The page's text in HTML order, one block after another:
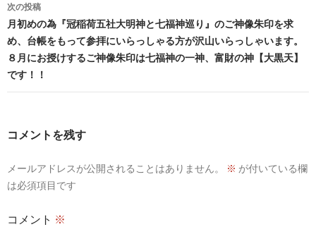
ー
シ
ョ
ン
次の投稿
月初めの為『冠稲荷五社大明神と七福神巡り』のご神像朱印を求
め、台帳をもって参拝にいらっしゃる方が沢山いらっしゃいます。
８月にお授けするご神像朱印は七福神の一神、富財の神【大黒天】
です！！
コメントを残す
メールアドレスが公開されることはありません。 ※ が付いている欄
は必須項目です
コメント ※